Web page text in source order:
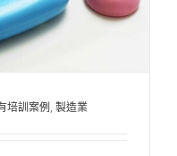
培訓案例, 製造業